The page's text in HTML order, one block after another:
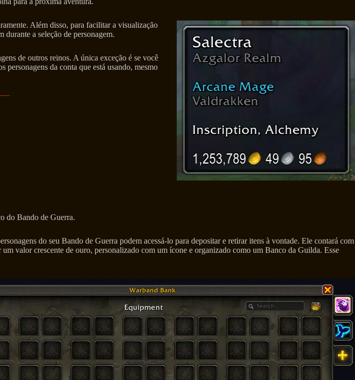
Além disso, para facilitar a visualização
a seleção de personagem.
de outros reinos. A única exceção é se você
personagens da conta que está usando, mesmo
do Bando de Guerra.
do seu Bando de Guerra podem acessá-lo para depositar e retirar itens à vontade. Ele contará com
valor crescente de ouro, personalizado com um ícone e organizado como um Banco da Guilda. Esse